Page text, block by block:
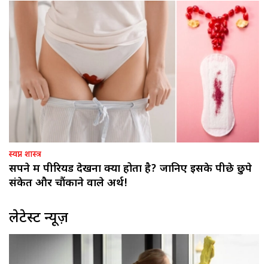
स्वप्न शास्त्र
सपने में पीरियड देखना क्या होता है? जानिए इसके पीछे छुपे
संकेत और चौंकाने वाले अर्थ!
लेटेस्ट न्यूज़